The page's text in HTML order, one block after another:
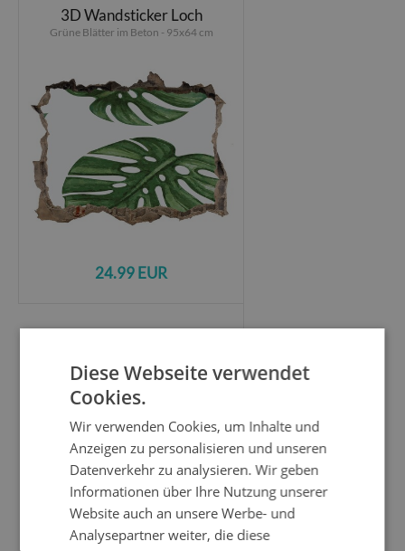
3D Wandsticker Loch
Grüne Blätter im Beton - 95x64 cm
24.99 EUR
Mauerdurchbruch
Grüne Palmenblätter - 95x64 cm
Diese Webseite verwendet
Cookies.
Wir verwenden Cookies, um Inhalte und
Anzeigen zu personalisieren und unseren
Datenverkehr zu analysieren. Wir geben
Informationen über Ihre Nutzung unserer
Website auch an unsere Werbe- und
Analysepartner weiter, die diese